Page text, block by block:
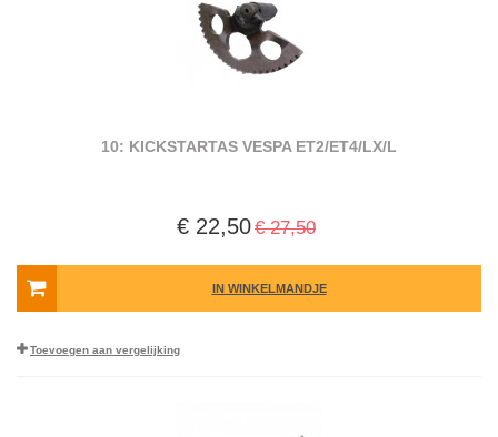
10: KICKSTARTAS VESPA ET2/ET4/LX/L
€ 22,50€ 27,50
IN WINKELMANDJE
Toevoegen aan vergelijking